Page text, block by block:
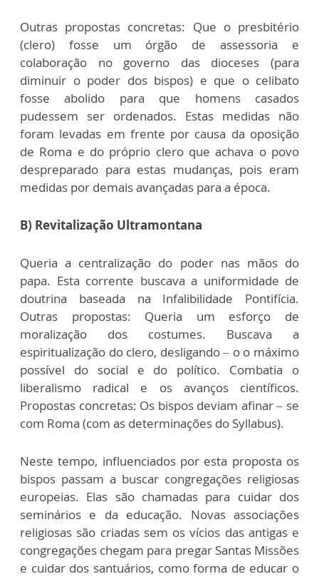
Outras propostas concretas: Que o presbitério
(clero) fosse um órgão de assessoria e
colaboração no governo das dioceses (para
diminuir o poder dos bispos) e que o celibato
fosse abolido para que homens casados
pudessem ser ordenados. Estas medidas não
foram levadas em frente por causa da oposição
de Roma e do próprio clero que achava o povo
despreparado para estas mudanças, pois eram
medidas por demais avançadas para a época.
B) Revitalização Ultramontana
Queria a centralização do poder nas mãos do
papa. Esta corrente buscava a uniformidade de
doutrina baseada na Infalibilidade Pontifícia.
Outras propostas: Queria um esforço de
moralização dos costumes. Buscava a
espiritualização do clero, desligando – o o máximo
possível do social e do político. Combatia o
liberalismo radical e os avanços científicos.
Propostas concretas: Os bispos deviam afinar – se
com Roma (com as determinações do Syllabus).
Neste tempo, influenciados por esta proposta os
bispos passam a buscar congregações religiosas
europeias. Elas são chamadas para cuidar dos
seminários e da educação. Novas associações
religiosas são criadas sem os vícios das antigas e
congregações chegam para pregar Santas Missões
e cuidar dos santuários, como forma de educar o